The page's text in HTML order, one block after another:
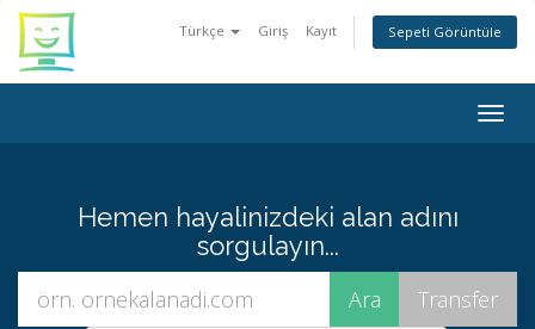
Türkçe Giriş Kayıt Sepeti Görüntüle
Hemen hayalinizdeki alan adını
sorgulayın...